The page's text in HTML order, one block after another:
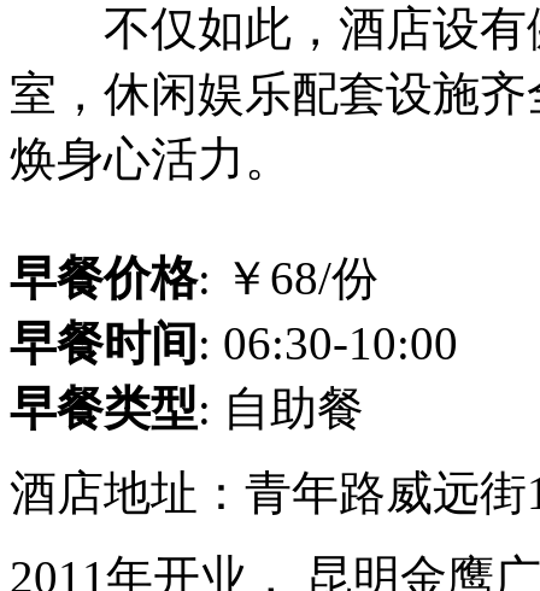
不仅如此，酒店设有
室，休闲娱乐配套设施
焕身心活力。
早餐价格: ￥68/份
早餐时间 : 06:30-10:00
早餐类型: 自助餐
酒店地址：青年路威远
2011年开业， 昆明金